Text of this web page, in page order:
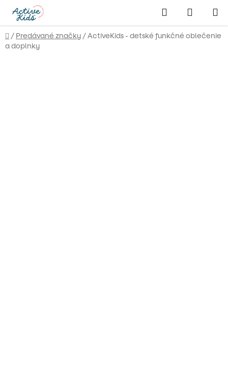
obsah
Hľadať
KOŠÍK
Domov
/ Predávané značky/ActiveKids - detské funkčné oblečenie
a doplnky